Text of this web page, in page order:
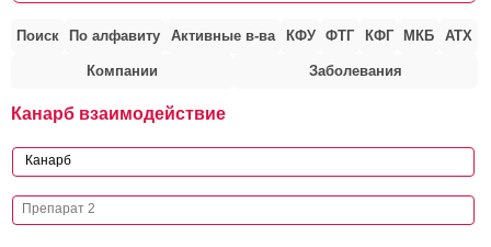
Поиск По алфавиту Активные в-ва КФУ ФТГ КФГ МКБ АТХ
Компании Заболевания
Канарб взаимодействие